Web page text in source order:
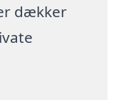
dækker